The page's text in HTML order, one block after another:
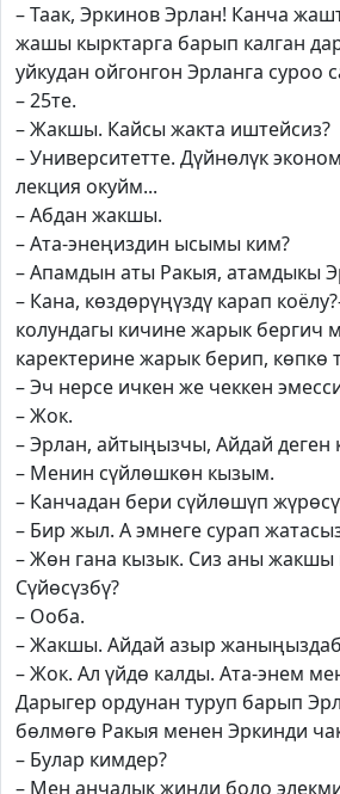
– Таак, Эркинов Эрлан! Канча
жашы кырктарга барып калган
уйкудан ойгонгон Эрланга суроо
– 25те.
– Жакшы. Кайсы жакта иштейсиз?
– Университетте. Дүйнөлүк
лекция окуйм...
– Абдан жакшы.
– Ата-энеңиздин ысымы ким?
– Апамдын аты Ракыя, атамдыкы
– Кана, көздөрүңүздү карап
колундагы кичине жарык бергич
каректерине жарык берип, көпкө
– Эч нерсе ичкен же чеккен
– Жок.
– Эрлан, айтыңызчы, Айдай деген
– Менин сүйлөшкөн кызым.
– Канчадан бери сүйлөшүп
– Бир жыл. А эмнеге сурап
– Жөн гана кызык. Сиз аны жакшы
Сүйөсүзбү?
– Ооба.
– Жакшы. Айдай азыр
– Жок. Ал үйдө калды. Ата-энем
Дарыгер ордунан туруп барып
бөлмөгө Ракыя менен Эркинди
– Булар кимдер?
– Мен анчалык жинди боло